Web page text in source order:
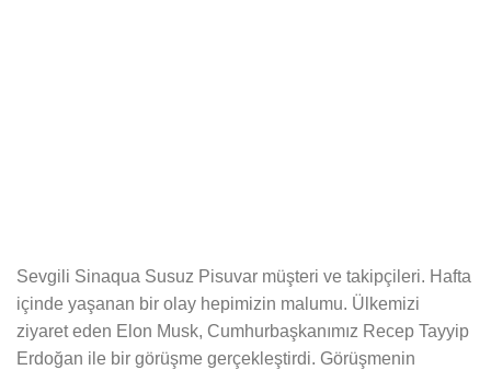
Sevgili Sinaqua Susuz Pisuvar müşteri ve takipçileri. Hafta
içinde yaşanan bir olay hepimizin malumu. Ülkemizi
ziyaret eden Elon Musk, Cumhurbaşkanımız Recep Tayyip
Erdoğan ile bir görüşme gerçekleştirdi. Görüşmenin